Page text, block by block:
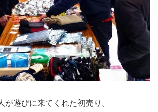
が遊びに来てくれた初売り。